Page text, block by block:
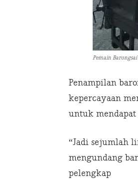
Pemain
Penampilan
kepercayaan
untuk
“Jadi sejumlah
mengundang
pelengkap